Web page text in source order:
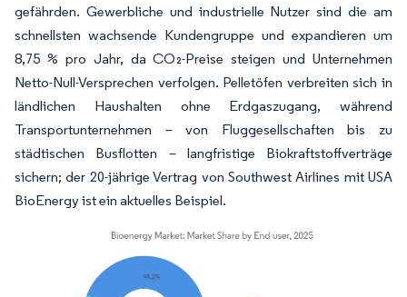
gefährden. Gewerbliche und industrielle Nutzer sind die am
schnellsten wachsende Kundengruppe und expandieren um
8,75 % pro Jahr, da CO₂-Preise steigen und Unternehmen
Netto-Null-Versprechen verfolgen. Pelletöfen verbreiten sich in
ländlichen Haushalten ohne Erdgaszugang, während
Transportunternehmen – von Fluggesellschaften bis zu
städtischen Busflotten – langfristige Biokraftstoffverträge
sichern; der 20-jährige Vertrag von Southwest Airlines mit USA
BioEnergy ist ein aktuelles Beispiel.